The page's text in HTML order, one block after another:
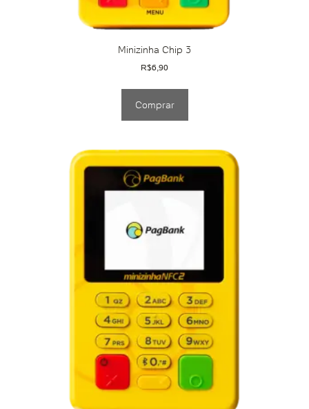
Minizinha Chip 3
R$6,90
Comprar